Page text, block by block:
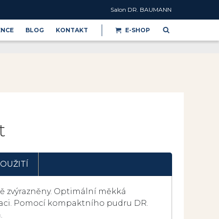
Salon DR. BAUMANN
BLOG KONTAKT E-SHOP
zvýrazněny. Optimální měkká
Pomocí kompaktního pudru DR.